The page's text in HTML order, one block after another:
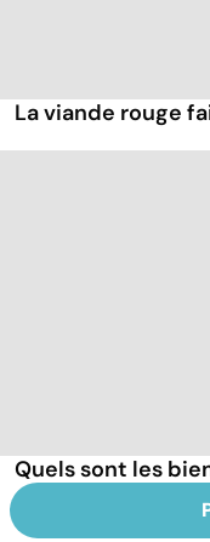
La viande rouge
Quels sont les